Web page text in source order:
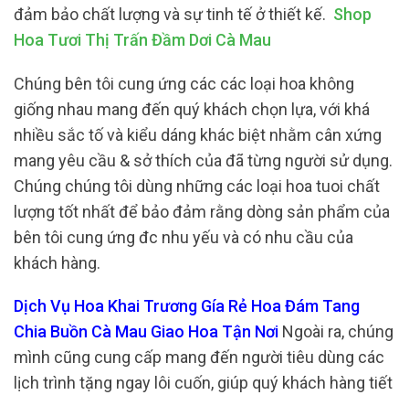
đảm bảo chất lượng và sự tinh tế ở thiết kế. Shop
Hoa Tươi Thị Trấn Đầm Dơi Cà Mau
Chúng bên tôi cung ứng các các loại hoa không
giống nhau mang đến quý khách chọn lựa, với khá
nhiều sắc tố và kiểu dáng khác biệt nhằm cân xứng
mang yêu cầu & sở thích của đã từng người sử dụng.
Chúng chúng tôi dùng những các loại hoa tuoi chất
lượng tốt nhất để bảo đảm rằng dòng sản phẩm của
bên tôi cung ứng đc nhu yếu và có nhu cầu của
khách hàng.
Dịch Vụ Hoa Khai Trương Gía Rẻ Hoa Đám Tang
Chia Buồn Cà Mau Giao Hoa Tận Nơi Ngoài ra, chúng
mình cũng cung cấp mang đến người tiêu dùng các
lịch trình tặng ngay lôi cuốn, giúp quý khách hàng tiết